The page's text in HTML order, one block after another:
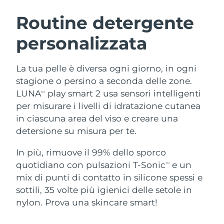
Routine detergente
personalizzata
La tua pelle è diversa ogni giorno, in ogni
stagione o persino a seconda delle zone.
LUNATM
play smart 2 usa sensori intelligenti
per misurare i livelli di idratazione cutanea
in ciascuna area del viso e creare una
detersione su misura per te.
In più, rimuove il 99% dello sporco
quotidiano con pulsazioni T-SonicTM
e un
mix di punti di contatto in silicone spessi e
sottili, 35 volte più igienici delle setole in
nylon. Prova una skincare smart!
LUNA™ 4 pacchetto
Anti-aging massage
LUNA™ 4 Plus
LUNA™ 4 Men
For men, anti-aging massage
BEAR™ 2 pacchetto
Microcurrent toning
BEAR™ 2 go
BEAR™ 2 eyes & lips
Microcurrent line smoothing device
Idratazione
UFO™ 3 pacchetto
Deep facial hydration
UFO™ 3 LED
Near-infrared and red light therapy
device
Igiene orale
Hybrid silicone sonic toothbrush
issa™ 4 plus
Smart hybrid silicone sonic toothbrush
TRATTAMENTI ANTI-AGE FAQ™
Anti-age Trattamenti LED
NEW
Austria Consegna stimata
Bahrein Consegna stimata
Belgio
Bermuda Consegna stimata8/15/26
Bosnia ed
Erzegovina
Consegna stimata
Bulgaria Consegna stimata8/9/26
Canada Consegna stimata 8/13/26